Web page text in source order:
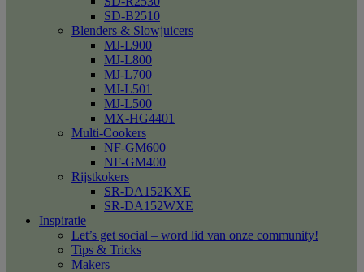
SD-B2510
Blenders & Slowjuicers
MJ-L900
MJ-L800
MJ-L700
MJ-L501
MJ-L500
MX-HG4401
Multi-Cookers
NF-GM600
NF-GM400
Rijstkokers
SR-DA152KXE
SR-DA152WXE
Inspiratie
Let’s get social – word lid van onze community!
Tips & Tricks
Makers